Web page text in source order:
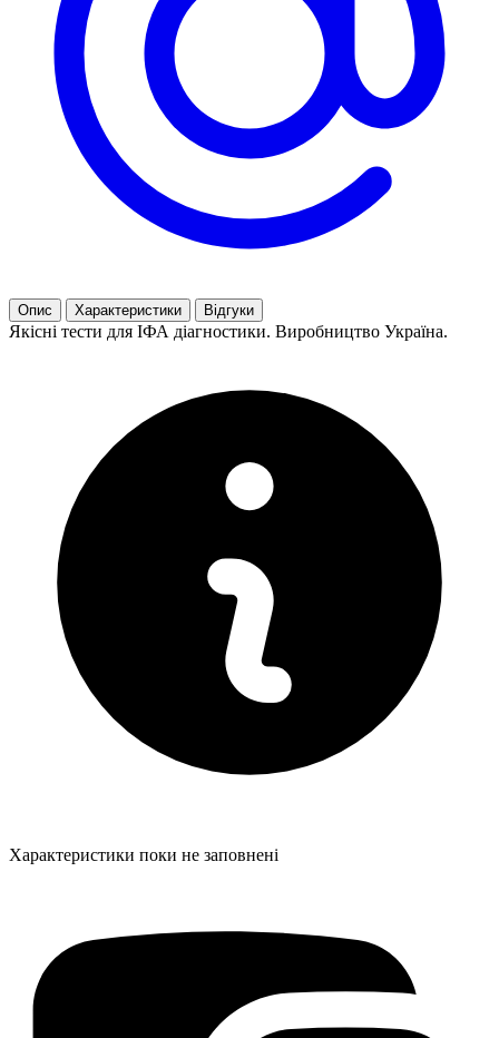
Опис Характеристики Відгуки
Якісні тести для ІФА діагностики. Виробництво Україна.
Характеристики поки не заповнені